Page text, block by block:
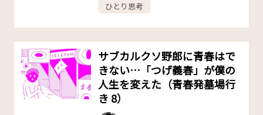
ひとり思考
サブカルクソ野郎に青春はで
きない…「つげ義春」が僕の
人生を変えた（青春発墓場行
き 8）